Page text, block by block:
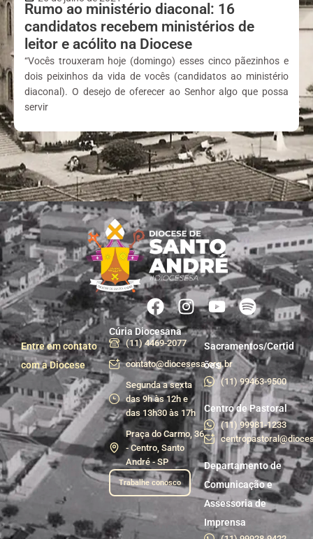
Rumo ao ministério diaconal: 16
candidatos recebem ministérios de
leitor e acólito na Diocese
“Vocês trouxeram hoje (domingo) esses cinco pãezinhos e
dois peixinhos da vida de vocês (candidatos ao ministério
diaconal). O desejo de oferecer ao Senhor algo que possa
servir
Entre em contato
com a Diocese
Cúria Diocesana
(11) 4469-2077
contato@diocesesa.org.br
Segunda a sexta
das 9h às 12h e
das 13h30 às 17h
Praça do Carmo, 36
- Centro, Santo
André - SP
Trabalhe conosco
Sacramentos/Certid
ões
(11) 99463-9500
Centro de Pastoral
(11) 99981-1233
Departamento de
Comunicação e
Assessoria de
Imprensa